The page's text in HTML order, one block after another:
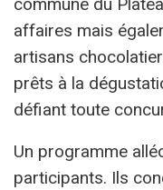
commune du
affaires mais
artisans
prêts à la
défiant toute
Un programme
participants. Ils